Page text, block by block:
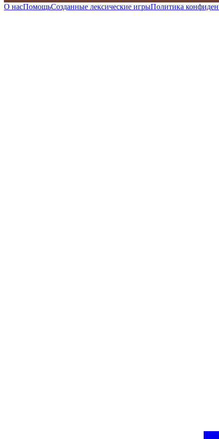
О насПомощьСозданные лексические игрыПолитика